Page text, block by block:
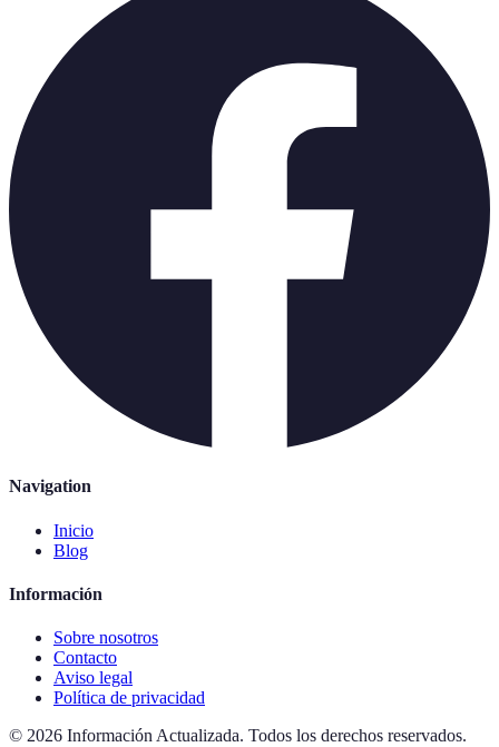
Navigation
Inicio
Blog
Información
Sobre nosotros
Contacto
Aviso legal
Política de privacidad
© 2026 Información Actualizada. Todos los derechos reservados.